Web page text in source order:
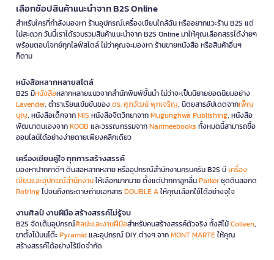
เลือกช้อปสินค้าแนะนำจาก B2S Online
สำหรับใครที่กำลังมองหา ร้านอุปกรณ์เครื่องเขียนใกล้ฉัน หรืออยากแวะร้าน B2S แต่
ไม่สะดวก วันนี้เราได้รวบรวมสินค้าแนะนำจาก B2S Online มาให้คุณเลือกสรรได้ง่ายๆ
พร้อมตอบโจทย์ทุกไลฟ์สไตล์ ไม่ว่าคุณจะมองหา ร้านขายหนังสือ หรือสินค้าอื่นๆ
ก็ตาม
หนังสือหลากหลายสไตล์
B2S มีหนังสือหลากหลายแนวจากสำนักพิมพ์ชั้นนำ ไม่ว่าจะเป็นนิยายยอดนิยมอย่าง
Lavender, ตำราเรียนเข้มข้นของดร. ศุภวัฒน์ พุกเจริญ, นิตยสารอัปเดตจากเพ็ญ
บุญ, หนังสือเด็กจากMIS หนังสือจิตวิทยาจากMugunghwa Publishing, หนังสือ
พัฒนาตนเองจากKOOB และวรรณกรรมจากNanmeebooks ทั้งหมดนี้สามารถซื้อ
ออนไลน์ได้อย่างง่ายดายเพียงคลิกเดียว
เครื่องเขียนคู่ใจ ทุกการสร้างสรรค์
มองหาปากกาดีๆ ดินสอหลากหลาย หรืออุปกรณ์สำนักงานครบครัน B2S มีเครื่อง
เขียนและอุปกรณ์สำนักงานให้เลือกมากมาย ตั้งแต่ปากกาลูกลื่นParkerชุดดินสอกด
Rotringไปจนถึงกระดาษถ่ายเอกสารDOUBLE Aให้คุณเลือกใช้ได้อย่างจุใจ
งานศิลป์ งานฝีมือ สร้างสรรค์ไม่รู้จบ
B2S จัดเต็มอุปกรณ์ศิลปะและงานฝีมือสำหรับคนสร้างสรรค์ตัวจริง ทั้งสีไม้Colleen,
ขาตั้งไม้บนโต๊ะPyramidและอุปกรณ์ DIY ต่างๆ จากMONT MARTEให้คุณ
สร้างสรรค์ได้อย่างไร้ขีดจำกัด